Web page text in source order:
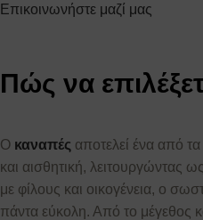
Επικοινωνήστε μαζί μας
Πώς να
Ο καναπές αποτελεί ένα από
και αισθητική, λειτουργώντας
με φίλους και οικογένεια, ο
πάντα εύκολη. Από το μέγεθος